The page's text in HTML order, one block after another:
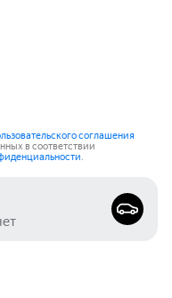
соглашения
в соответствии
.